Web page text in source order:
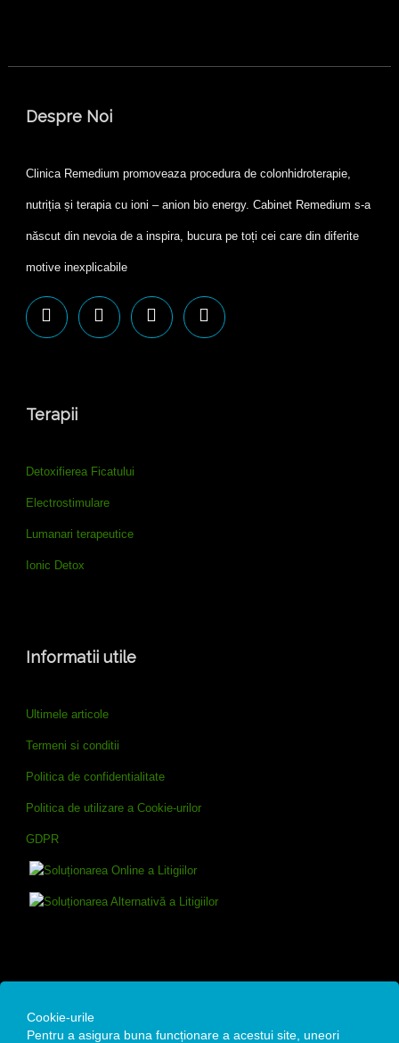
Despre Noi
Clinica Remedium promoveaza procedura de colonhidroterapie,
nutriția și terapia cu ioni – anion bio energy. Cabinet Remedium s-a
născut din nevoia de a inspira, bucura pe toți cei care din diferite
motive inexplicabile
Terapii
Detoxifierea Ficatului
Electrostimulare
Lumanari terapeutice
Ionic Detox
Informatii utile
Ultimele articole
Termeni si conditii
Politica de confidentialitate
Politica de utilizare a Cookie-urilor
GDPR
Cookie-urile
Pentru a asigura buna funcționare a acestui site, uneori